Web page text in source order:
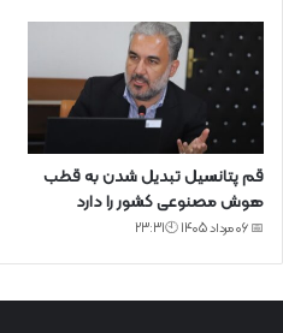
قم پتانسیل تبدیل شدن به قطب
هوش مصنوعی کشور را دارد
📅 06 مرداد 1405 🕙23:31